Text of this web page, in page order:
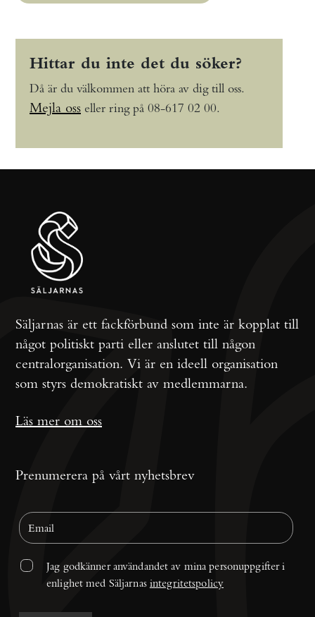
Hittar du inte det du söker?
Då är du välkommen att höra av dig till oss.
Mejla oss eller ring på 08-617 02 00.
Säljarnas är ett fackförbund som inte är kopplat till
något politiskt parti eller anslutet till någon
centralorganisation. Vi är en ideell organisation
som styrs demokratiskt av medlemmarna.
Läs mer om oss
Prenumerera på vårt nyhetsbrev
Jag godkänner användandet av mina personuppgifter i
enlighet med Säljarnas integritetspolicy